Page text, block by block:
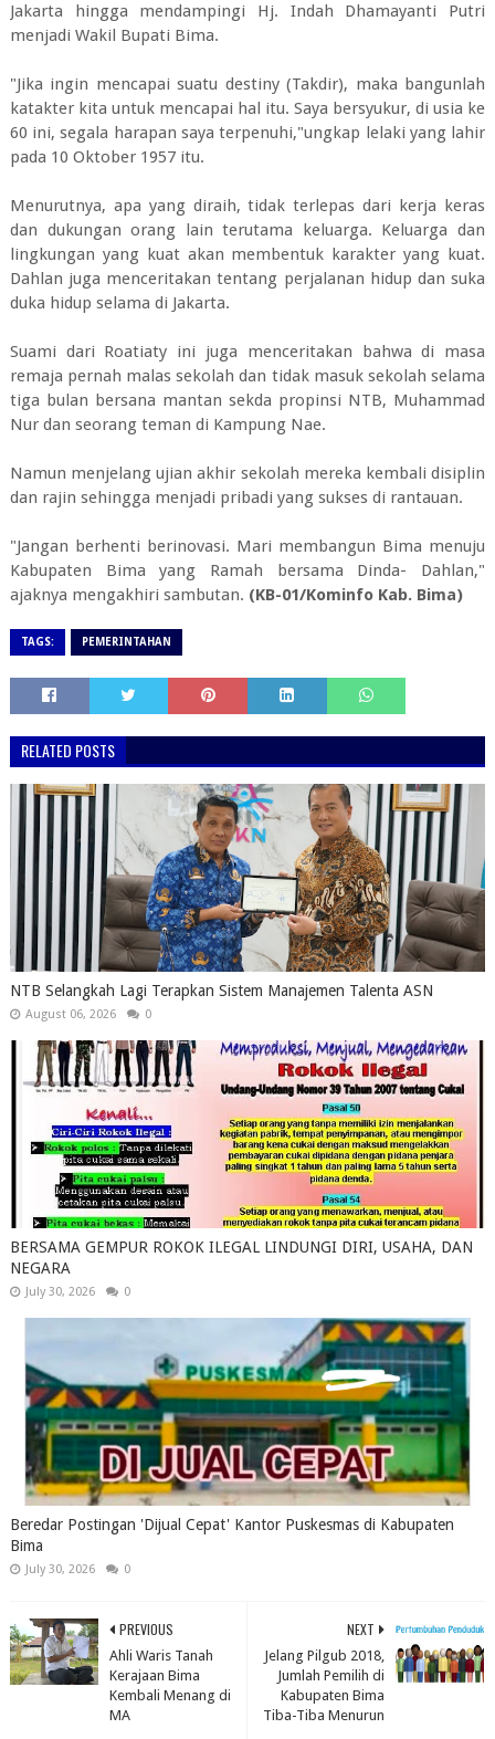
Jakarta hingga mendampingi Hj. Indah Dhamayanti Putri
menjadi Wakil Bupati Bima.
"Jika ingin mencapai suatu destiny (Takdir), maka bangunlah
katakter kita untuk mencapai hal itu. Saya bersyukur, di usia ke
60 ini, segala harapan saya terpenuhi,"ungkap lelaki yang lahir
pada 10 Oktober 1957 itu.
Menurutnya, apa yang diraih, tidak terlepas dari kerja keras
dan dukungan orang lain terutama keluarga. Keluarga dan
lingkungan yang kuat akan membentuk karakter yang kuat.
Dahlan juga menceritakan tentang perjalanan hidup dan suka
duka hidup selama di Jakarta.
Suami dari Roatiaty ini juga menceritakan bahwa di masa
remaja pernah malas sekolah dan tidak masuk sekolah selama
tiga bulan bersana mantan sekda propinsi NTB, Muhammad
Nur dan seorang teman di Kampung Nae.
Namun menjelang ujian akhir sekolah mereka kembali disiplin
dan rajin sehingga menjadi pribadi yang sukses di rantauan.
"Jangan berhenti berinovasi. Mari membangun Bima menuju
Kabupaten Bima yang Ramah bersama Dinda- Dahlan,"
ajaknya mengakhiri sambutan. (KB-01/Kominfo Kab. Bima)
TAGS: PEMERINTAHAN
RELATED POSTS
NTB Selangkah Lagi Terapkan Sistem Manajemen Talenta ASN
August 06, 2026 0
BERSAMA GEMPUR ROKOK ILEGAL LINDUNGI DIRI, USAHA, DAN
NEGARA
July 30, 2026 0
Beredar Postingan 'Dijual Cepat' Kantor Puskesmas di Kabupaten
Bima
July 30, 2026 0
NEXT
Jelang Pilgub 2018,
Jumlah Pemilih di
Kabupaten Bima
Tiba-Tiba Menurun
PREVIOUS
Ahli Waris Tanah
Kerajaan Bima
Kembali Menang di
MA